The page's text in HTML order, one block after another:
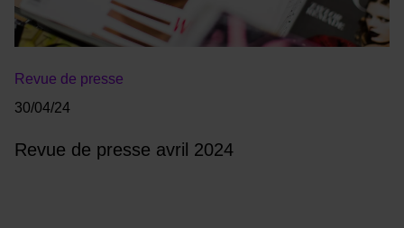
Revue de presse
30/04/24
Revue de presse avril 2024